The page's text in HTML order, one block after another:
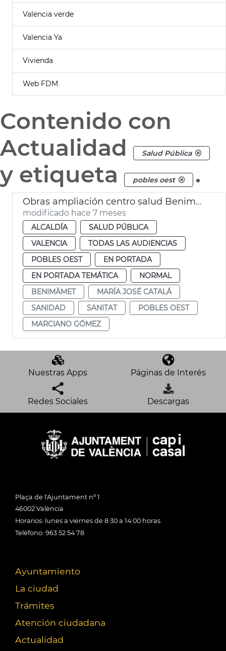
Valencia verde
Valencia Ya
Vivienda
Web FDM
Contenido con
Actualidad
Salud Pública
y etiqueta pobles oest .
Obras ampliación centro salud Benimàmet València
modificado hace 7 meses
ALCALDÍA
SALUD PÚBLICA
VALENCIA
TODAS LAS AUDIENCIAS
POBLES OEST
EN PORTADA
EN PORTADA TEMÁTICA
NORMAL
BENIMÀMET
MARÍA JOSÉ CATALÁ
SANIDAD
SANITAT
POBLES OEST
MARCIANO GÓMEZ
Nuestras Apps Páginas de Interés
Redes Sociales Descargas
Plaça de l'Ajuntament nº 1
46002 València
Horarios: lunes a viernes de 8:30 a 14:00 horas
Teléfono: 963 52 54 78
Ayuntamiento
La ciudad
Trámites
Atención ciudadana
Actualidad